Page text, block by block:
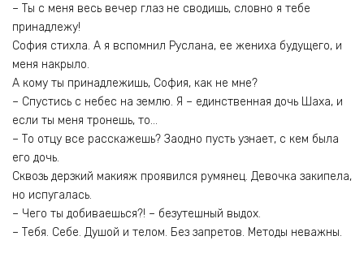
– Ты с меня весь вечер глаз не сводишь, словно я тебе
принадлежу!
София стихла. А я вспомнил Руслана, ее жениха будущего, и
меня накрыло.
А кому ты принадлежишь, София, как не мне?
– Спустись с небес на землю. Я – единственная дочь Шаха, и
если ты меня тронешь, то…
– То отцу все расскажешь? Заодно пусть узнает, с кем была
его дочь.
Сквозь дерзкий макияж проявился румянец. Девочка закипела,
но испугалась.
– Чего ты добиваешься?! – безутешный выдох.
– Тебя. Себе. Душой и телом. Без запретов. Методы неважны.